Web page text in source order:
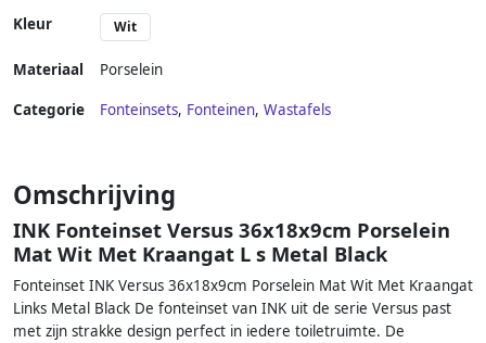
Kleur Wit
Materiaal Porselein
Categorie Fonteinsets, Fonteinen, Wastafels
Omschrijving
INK Fonteinset Versus 36x18x9cm Porselein
Mat Wit Met Kraangat L s Metal Black
Fonteinset INK Versus 36x18x9cm Porselein Mat Wit Met Kraangat
Links Metal Black De fonteinset van INK uit de serie Versus past
met zijn strakke design perfect in iedere toiletruimte. De